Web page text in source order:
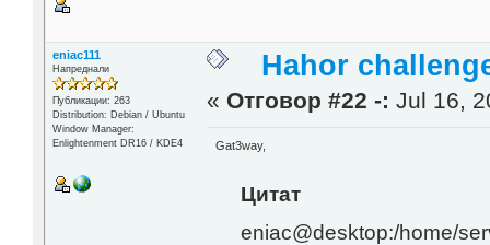
eniac111
Напреднали
Публикации: 263
Distribution: Debian / Ubuntu
Window Manager:
Enlightenment DR16 / KDE4
Hahor
« Отговор #22 -: Jul 16,
Gat3way,
Цитат
eniac@desktop:/home/